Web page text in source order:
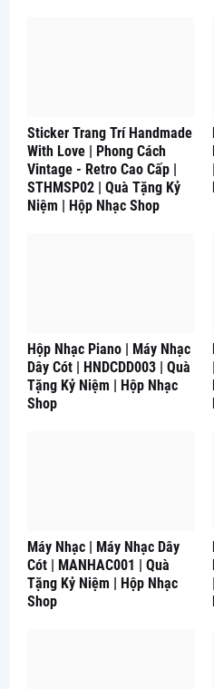
Sticker Trang Trí Handmade
With Love | Phong Cách
Vintage - Retro Cao Cấp |
STHMSP02 | Quà Tặng Kỷ
Niệm | Hộp Nhạc Shop
Hộp Nhạc Piano | Máy Nhạc
Dây Cót | HNDCDD003 | Quà
Tặng Kỷ Niệm | Hộp Nhạc
Shop
Máy Nhạc | Máy Nhạc Dây
Cót | MANHAC001 | Quà
Tặng Kỷ Niệm | Hộp Nhạc
Shop